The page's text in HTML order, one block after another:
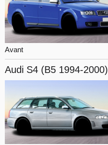
Avant
Audi S4 (B5 1994-2000)